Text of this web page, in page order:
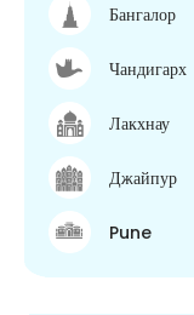
Бангалор
Чандигарх
Лакхнау
Джайпур
Pune